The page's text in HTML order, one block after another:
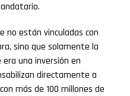
no están vinculadas con
sino que solamente la
una inversión en
directamente a
más de 100 millones de